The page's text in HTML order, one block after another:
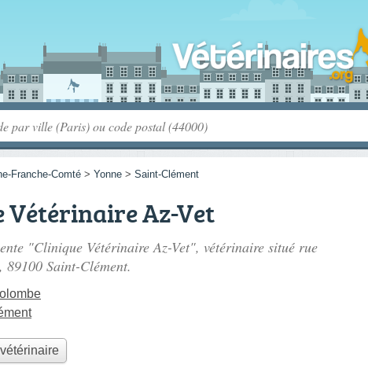
Franche-Comté > Yonne > Saint-Clément
Vétérinaire Az-Vet
"Clinique Vétérinaire Az-Vet", vétérinaire situé rue
, 89100 Saint-Clément.